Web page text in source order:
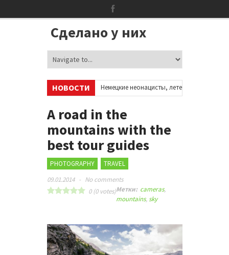
Сделано у них
НОВОСТИ
в соцсетях •
Немецкие неонацисты, летевшие на отдых в
Сотни бездомных мигрантов оккупировали аэропорт в Париже
A road in the
mountains with the
best tour guides
PHOTOGRAPHY
TRAVEL
09.01.2014 - No comments
0(0votes)Метки: cameras,
mountains,sky